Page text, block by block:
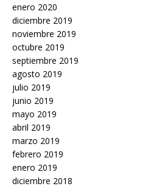
enero 2020
diciembre 2019
noviembre 2019
octubre 2019
septiembre 2019
agosto 2019
julio 2019
junio 2019
mayo 2019
abril 2019
marzo 2019
febrero 2019
enero 2019
diciembre 2018